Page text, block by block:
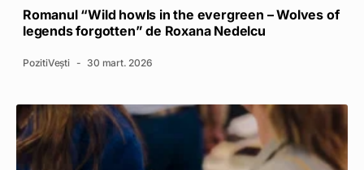
Romanul “Wild howls in the evergreen – Wolves of
legends forgotten” de Roxana Nedelcu
PozitiVești 30 mart. 2026